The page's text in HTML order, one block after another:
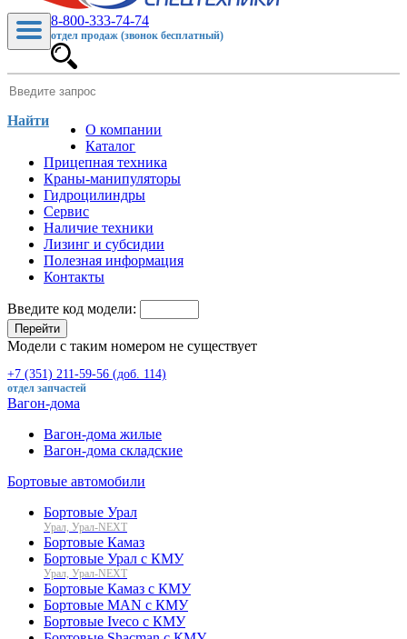
8-800-333-74-74
отдел продаж (звонок бесплатный)
Найти
О компании
Каталог
Прицепная техника
Краны-манипуляторы
Гидроцилиндры
Сервис
Наличие техники
Лизинг и субсидии
Полезная информация
Контакты
Введите код модели:
Перейти
Модели с таким номером не существует
+7 (351) 211-59-56 (доб. 114)
отдел запчастей
Вагон-дома
Вагон-дома жилые
Вагон-дома складские
Бортовые автомобили
Бортовые Урал
Урал, Урал-NEXT
Бортовые Камаз
Бортовые Урал с КМУ
Урал, Урал-NEXT
Бортовые Камаз с КМУ
Бортовые MAN с КМУ
Бортовые Iveco с КМУ